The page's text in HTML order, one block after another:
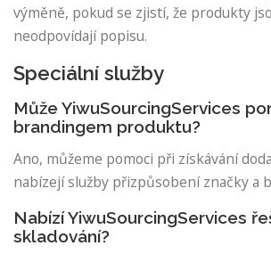
výměně, pokud se zjistí, že produkty
neodpovídají popisu.
Speciální služby
Může YiwuSourcingServices
brandingem produktu?
Ano, můžeme pomoci při získávání
nabízejí služby přizpůsobení značky a
Nabízí YiwuSourcingServices
skladování?